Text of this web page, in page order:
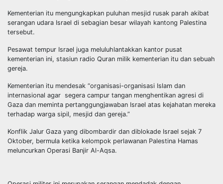
Kementerian itu mengungkapkan puluhan mesjid rusak parah akibat
serangan udara Israel di sebagian besar wilayah kantong Palestina
tersebut.
Pesawat tempur Israel juga meluluhlantakkan kantor pusat
kementerian ini, stasiun radio Quran milik kementerian itu dan sebuah
gereja.
Kementerian itu mendesak “organisasi-organisasi Islam dan
internasional agar segera campur tangan menghentikan agresi di
Gaza dan meminta pertanggungjawaban Israel atas kejahatan mereka
terhadap warga sipil, mesjid dan gereja.”
Konflik Jalur Gaza yang dibombardir dan diblokade Israel sejak 7
Oktober, bermula ketika kelompok perlawanan Palestina Hamas
meluncurkan Operasi Banjir Al-Aqsa.